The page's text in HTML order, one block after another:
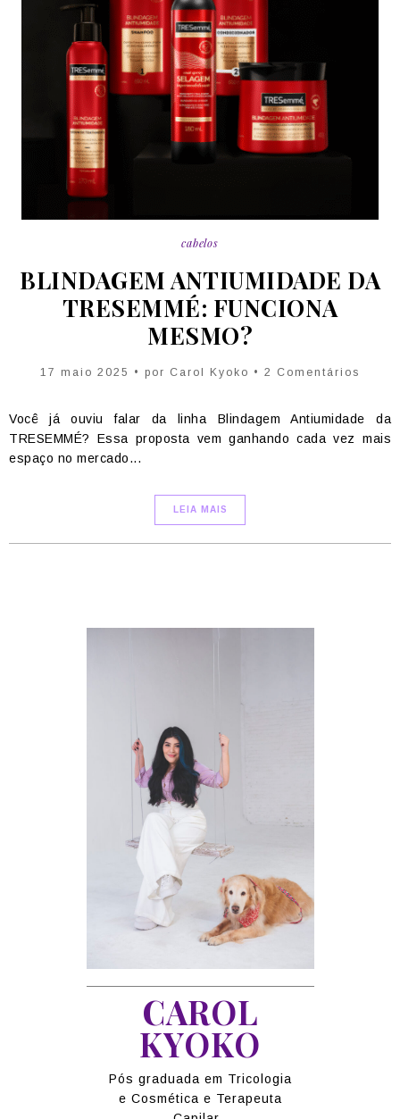
cabelos
BLINDAGEM ANTIUMIDADE DA
TRESEMMÉ: FUNCIONA
MESMO?
17 maio 2025 • por Carol Kyoko • 2 Comentários
Você já ouviu falar da linha Blindagem Antiumidade da
TRESEMMÉ? Essa proposta vem ganhando cada vez mais
espaço no mercado...
LEIA MAIS
CAROL
KYOKO
Pós graduada em Tricologia
e Cosmética e Terapeuta